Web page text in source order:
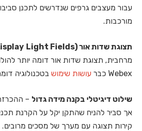
עבור מעצבים גרפים שנדרשים לתכנן
מורכבות.
תצוגת שדות אור (Light Fields
מרחבית, תצוגת שדות אור דומה יותר
Webex כבר
עושות שימוש בטכנולוגיה
שילוט דיגיטלי בקנה מידה גדול –
אך סביר להניח שהתקן יקל על הקרנת
קירות תצוגה עם מערך של מסכים מרובים.